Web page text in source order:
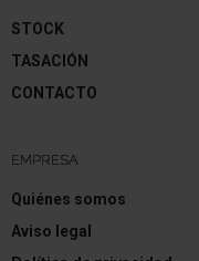
STOCK
TASACIÓN
CONTACTO
EMPRESA
Quiénes somos
Aviso legal